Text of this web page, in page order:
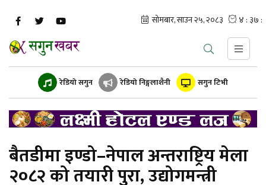
रेडियो सगुन रेडियो निङ्गलाशैनी सगुन टिभी
बैतडीमा इण्डो–नेपाल अन्तराष्ट्रिय मेला
२०८२ को तयारी पुरा, उद्योगमन्त्री